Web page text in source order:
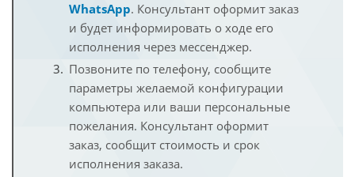
WhatsApp. Консультант оформит заказ
и будет информировать о ходе его
исполнения через мессенджер.
Позвоните по телефону, сообщите
параметры желаемой конфигурации
компьютера или ваши персональные
пожелания. Консультант оформит
заказ, сообщит стоимость и срок
исполнения заказа.